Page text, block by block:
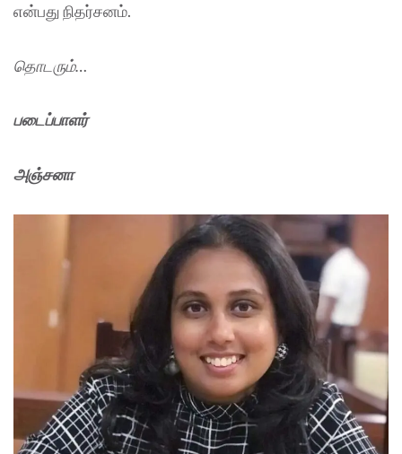
என்பது நிதர்சனம்.
தொடரும்…
படைப்பாளர்
அஞ்சனா